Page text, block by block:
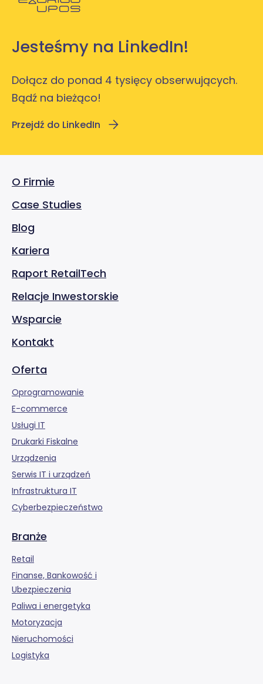
Jesteśmy na LinkedIn!
Dołącz do ponad 4 tysięcy obserwujących.
Bądź na bieżąco!
Przejdź do LinkedIn
O Firmie
Case Studies
Blog
Kariera
Raport RetailTech
Relacje Inwestorskie
Wsparcie
Kontakt
Oferta
Oprogramowanie
E-commerce
Usługi IT
Drukarki Fiskalne
Urządzenia
Serwis IT i urządzeń
Infrastruktura IT
Cyberbezpieczeństwo
Branże
Retail
Finanse, Bankowość i
Ubezpieczenia
Paliwa i energetyka
Motoryzacja
Nieruchomości
Logistyka